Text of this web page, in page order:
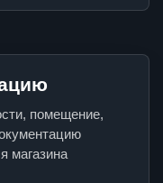
помещение,
магазина